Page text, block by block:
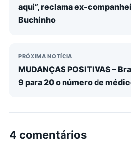
aqui”, reclama ex-
Buchinho
PRÓXIMA NOTÍCIA
MUDANÇAS POSITIVAS –
9 para 20 o número de
4 comentários